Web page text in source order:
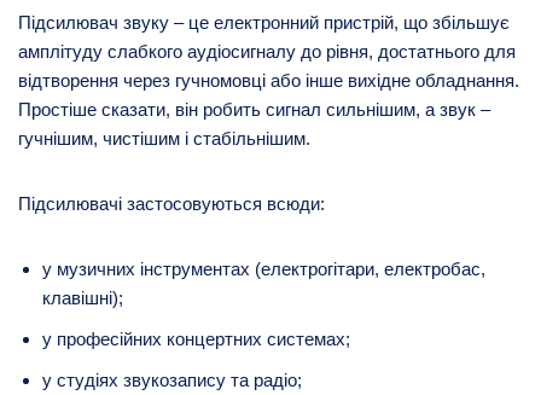
Підсилювач звуку – це електронний пристрій, що збільшує
амплітуду слабкого аудіосигналу до рівня, достатнього для
відтворення через гучномовці або інше вихідне обладнання.
Простіше сказати, він робить сигнал сильнішим, а звук –
гучнішим, чистішим і стабільнішим.
Підсилювачі застосовуються всюди:
у музичних інструментах (електрогітари, електробас,
клавішні);
у професійних концертних системах;
у студіях звукозапису та радіо;